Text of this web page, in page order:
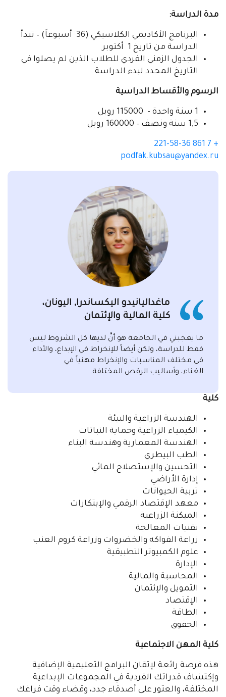
مدة الدراسة:
البرنامج الأكاديمي الكلاسيكي (36 أسبوعاً) – تبدأ
الدراسة من تاريخ 1 أكتوبر
الجدول الزمني الفردي للطلاب الذين لم يصلوا في
التاريخ المحدد لبدء الدراسة
الرسوم والأقساط الدراسية
1 سنة واحدة - 115000 روبل
1,5 سنة ونصف – 160000 روبل
+ 7 861 221-58-36
podfak.kubsau@yandex.ru
ماغداليانيدو اليكساندرا, اليونان،
كلية المالية والإئتمان
ما يعجبني في الجامعة هو أنَّ لديها كل الشروط ليس
فقط للدراسة، ولكن أيضاً للإنخراط في الإبداع، والأداء
في مختلف المناسبات والإنخراط مهنياً في
الغناء، وأساليب الرقص المختلفة.
كلية
الهندسة الزراعية والبيئة
الكيمياء الزراعية وحماية النباتات
الهندسة المعمارية وهندسة البناء
الطب البيطري
التحسين والإستصلاح المائي
إدارة الأراضي
تربية الحيوانات
معهد الإقتصاد الرقمي والإبتكارات
الميكنة الزراعية
تقنيات المعالجة
زراعة الفواكه والخضروات وزراعة كروم العنب
علوم الكمبيوتر التطبيقية
الإدارة
المحاسبة والمالية
التمويل والإئتمان
الإقتصاد
الطاقة
الحقوق
كلية المهن الاجتماعية
هذه فرصة رائعة لإتقان البرامج التعليمية الإضافية
وإكتشاف قدراتك الفردية في المجموعات الإبداعية
المختلفة، والعثور على أصدقاء جدد، وقضاء وقت فراغك